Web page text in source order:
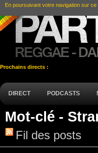
Prochains directs :
DIRECT PODCASTS
Mot-clé -
Fil des posts
En poursuivant votre navigation sur